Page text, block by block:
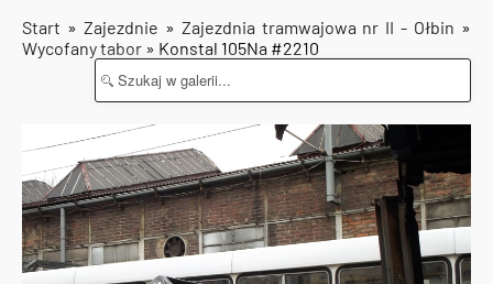
Start » Zajezdnie » Zajezdnia tramwajowa nr II - Ołbin »
Wycofany tabor » Konstal 105Na #2210